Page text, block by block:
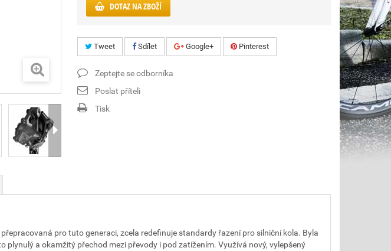
DOTAZ NA ZBOŽÍ
Tweet Sdílet Google+ Pinterest
Zeptejte se odborníka
Poslat příteli
Tisk
přepracovaná pro tuto generaci, zcela redefinuje standardy řazení pro silniční kola. Byla
a okamžitý přechod mezi převody i pod zatížením. Využívá nový, vylepšený